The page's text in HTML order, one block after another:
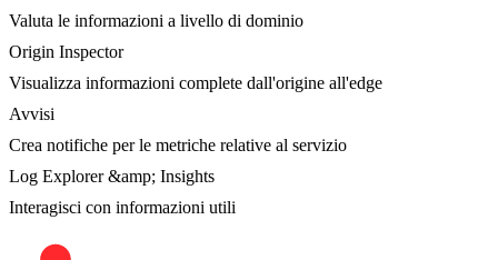
Valuta le informazioni a livello di dominio
Origin Inspector
Visualizza informazioni complete dall'origine all'edge
Avvisi
Crea notifiche per le metriche relative al servizio
Log Explorer &amp; Insights
Interagisci con informazioni utili